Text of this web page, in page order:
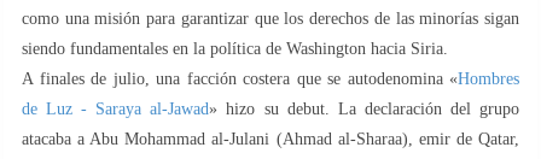
como una misión para garantizar que los derechos de las minorías sigan
siendo fundamentales en la política de Washington hacia Siria.
A finales de julio, una facción costera que se autodenomina «Hombres
de Luz - Saraya al-Jawad» hizo su debut. La declaración del grupo
atacaba a Abu Mohammad al-Julani (Ahmad al-Sharaa), emir de Qatar,